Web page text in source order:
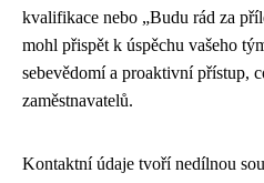
kvalifikace nebo „Budu rád za
mohl přispět k úspěchu vašeho
sebevědomí a proaktivní přístup,
zaměstnavatelů.
Kontaktní údaje tvoří nedílnou